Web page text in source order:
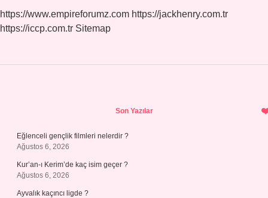
https://www.empireforumz.com https://jackhenry.com.tr
https://iccp.com.tr Sitemap
Son Yazılar
Eğlenceli gençlik filmleri nelerdir ?
Ağustos 6, 2026
Kur’an-ı Kerim’de kaç isim geçer ?
Ağustos 6, 2026
Ayvalık kaçıncı ligde ?